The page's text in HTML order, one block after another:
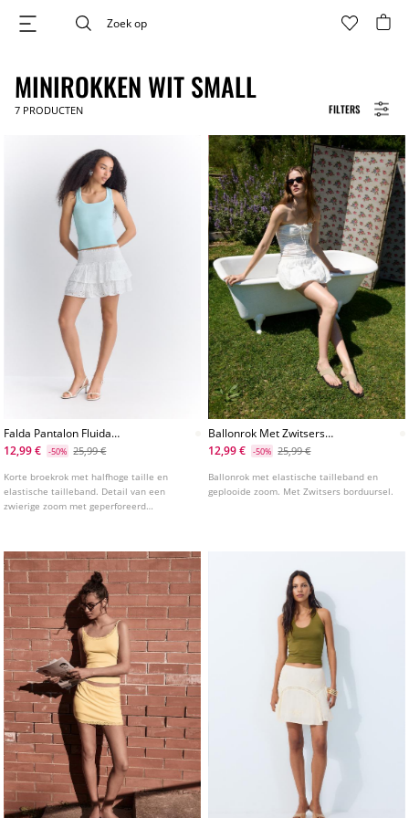
FILTERS
MINIROKKEN WIT SMALL
7 PRODUCTEN
Falda Pantalon Fluida
Bordados
12,99 € -50% 25,99 €
Korte broekrok met halfhoge taille en
elastische tailleband. Detail van een
zwierige zoom met geperforeerd
Verkrijgbaar in verschillende kleuren.
Ballonrok Met Zwitsers
Borduursel
12,99 € -50% 25,99 €
Ballonrok met elastische tailleband en
geplooide zoom. Met Zwitsers borduursel.